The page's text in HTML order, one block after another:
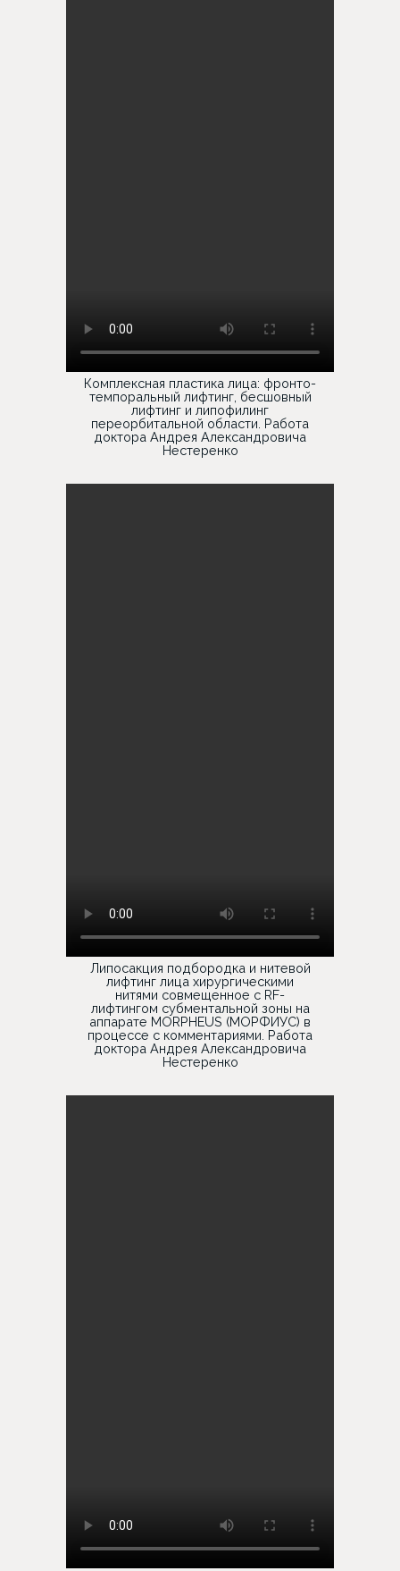
Комплексная пластика лица: фронто-
темпоральный лифтинг, бесшовный
лифтинг и липофилинг
переорбитальной области. Работа
доктора Андрея Александровича
Нестеренко
Липосакция подбородка и нитевой
лифтинг лица хирургическими
нитями совмещенное с RF-
лифтингом субментальной зоны на
аппарате MORPHEUS (МОРФИУС) в
процессе с комментариями. Работа
доктора Андрея Александровича
Нестеренко